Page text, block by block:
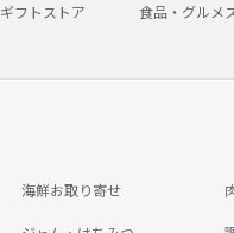
ギフトストア 食品・グルメ
海鮮お取り寄せ